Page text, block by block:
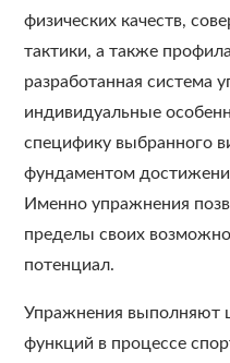
физических качеств,
тактики, а также
разработанная система
индивидуальные
специфику выбранного
фундаментом
Именно упражнения
пределы своих
потенциал.
Упражнения выполняют
функций в процессе